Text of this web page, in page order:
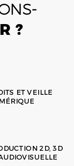
?
ET VEILLE
2D, 3D